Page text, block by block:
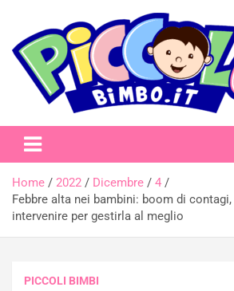
content
piccolobimbo.it
Home 2022 Dicembre
4
Febbre alta nei bambini: boom di
intervenire per gestirla al meglio
PICCOLI BIMBI